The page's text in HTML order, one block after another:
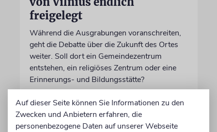
freigelegt
Während die Ausgrabungen voranschreiten,
geht die Debatte über die Zukunft des Ortes
weiter. Soll dort ein Gemeindezentrum
entstehen, ein religiöses Zentrum oder eine
Erinnerungs- und Bildungsstätte?
05.08.2026
Auf dieser Seite können Sie Informationen zu den
Zwecken und Anbietern erfahren, die
personenbezogene Daten auf unserer Webseite